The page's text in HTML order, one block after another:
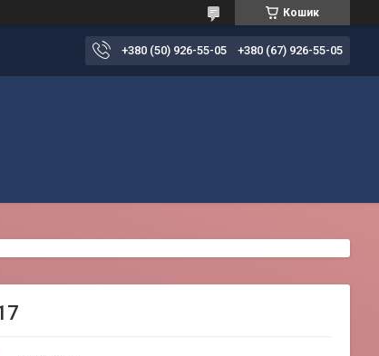
Кошик
+380 (50) 926-55-05 +380 (67) 926-55-05